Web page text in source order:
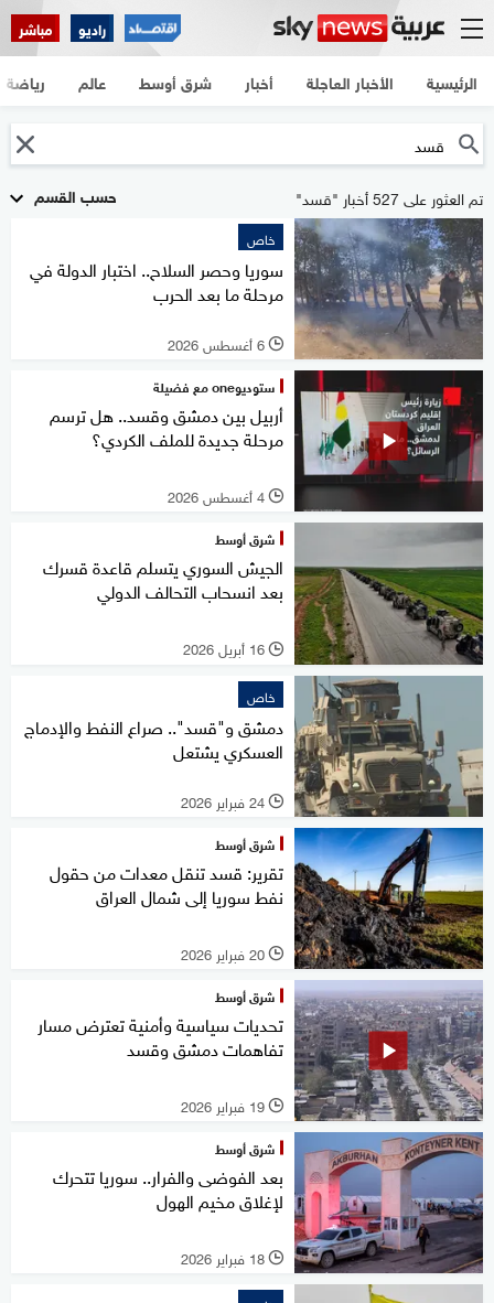
راديو مباشر
الرئيسية الأخبار العاجلة أخبار شرق أوسط عالم رياضة
حسب القسم تم العثور على 527 أخبار "قسد"
خاص
سوريا وحصر السلاح.. اختبار الدولة في
مرحلة ما بعد الحرب
l 6 أغسطس 2026
ستوديوone مع فضيلة
أربيل بين دمشق وقسد.. هل ترسم
مرحلة جديدة للملف الكردي؟
l 4 أغسطس 2026
شرق أوسط
الجيش السوري يتسلم قاعدة قسرك
بعد انسحاب التحالف الدولي
l 16 أبريل 2026
خاص
دمشق و"قسد".. صراع النفط والإدماج
العسكري يشتعل
l 24 فبراير 2026
شرق أوسط
تقرير: قسد تنقل معدات من حقول
نفط سوريا إلى شمال العراق
l 20 فبراير 2026
شرق أوسط
تحديات سياسية وأمنية تعترض مسار
تفاهمات دمشق وقسد
l 19 فبراير 2026
شرق أوسط
بعد الفوضى والفرار.. سوريا تتحرك
لإغلاق مخيم الهول
l 18 فبراير 2026